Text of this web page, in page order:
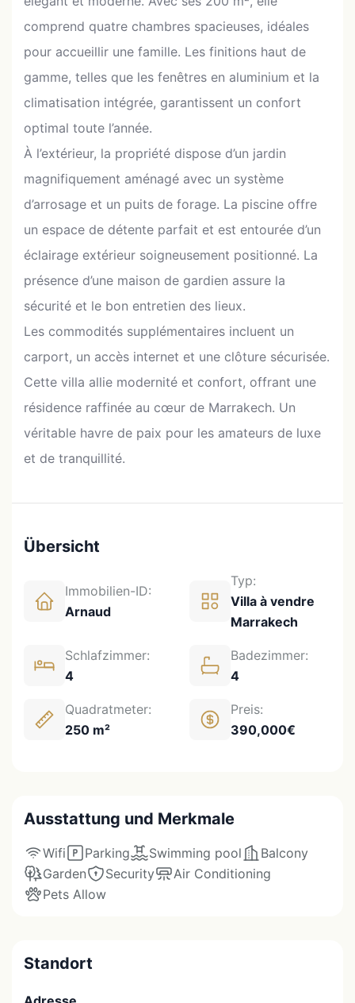
comprend quatre chambres spacieuses, idéales
pour accueillir une famille. Les finitions haut de
gamme, telles que les fenêtres en aluminium et la
climatisation intégrée, garantissent un confort
optimal toute l’année.
À l’extérieur, la propriété dispose d’un jardin
magnifiquement aménagé avec un système
d’arrosage et un puits de forage. La piscine offre
un espace de détente parfait et est entourée d’un
éclairage extérieur soigneusement positionné. La
présence d’une maison de gardien assure la
sécurité et le bon entretien des lieux.
Les commodités supplémentaires incluent un
carport, un accès internet et une clôture sécurisée.
Cette villa allie modernité et confort, offrant une
résidence raffinée au cœur de Marrakech. Un
véritable havre de paix pour les amateurs de luxe
et de tranquillité.
Übersicht
Immobilien-ID:
Arnaud
Typ:
Villa à vendre
Marrakech
Schlafzimmer:
4
Badezimmer:
4
Quadratmeter:
250 m²
Preis:
390,000€
Ausstattung und Merkmale
Wifi Parking Swimming pool
Balcony
Garden
Security
Air Conditioning
Pets Allow
Standort